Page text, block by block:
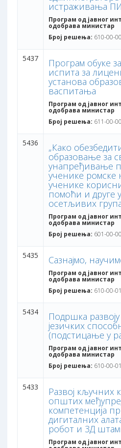
истраживања
Програм од јавног
одобрава министар
Број решења: 610-00-
5437 Програм обуке
испита за
установа
васпитања
Програм од јавног
одобрава министар
Број решења: 611-00-
5436 „Како
образовање за
унапређивање
ученике ромске
ученике
помоћи и друге
осетљивих
Програм од јавног
одобрава министар
Број решења: 601-00-
5435 Сазнајмо,
Програм од јавног
одобрава министар
Број решења: 610-00-
5434 Подршка
језичких
(подстицање у
Програм од јавног
одобрава министар
Број решења: 610-00-
5433 Развој кључних
општих
компетенција
дигиталних
робот и 3Д
Програм од јавног